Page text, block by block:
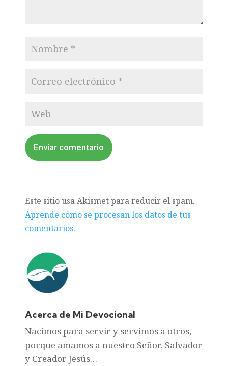
Enviar comentario
Este sitio usa Akismet para reducir el spam.
Aprende cómo se procesan los datos de tus
comentarios.
Acerca de Mi Devocional
Nacimos para servir y servimos a otros,
porque amamos a nuestro Señor, Salvador
y Creador Jesús…